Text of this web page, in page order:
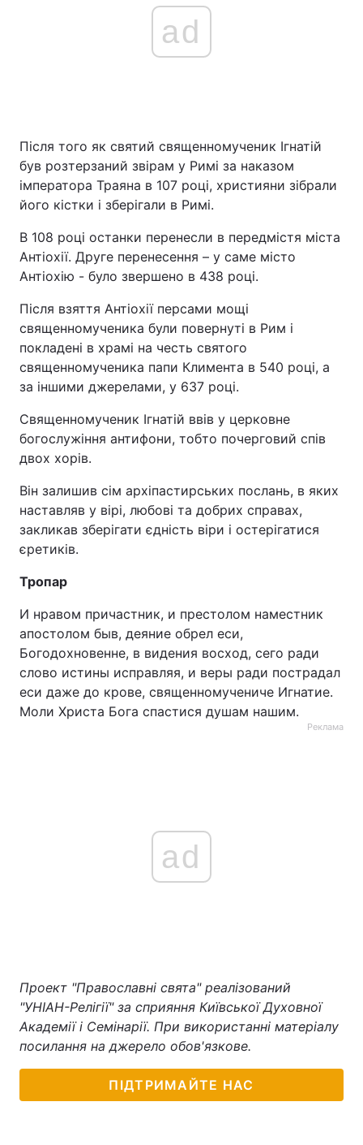
ad
Після того як святий священномученик Ігнатій
був розтерзаний звірам у Римі за наказом
імператора Траяна в 107 році, християни зібрали
його кістки і зберігали в Римі.
В 108 році останки перенесли в передмістя міста
Антіохії. Друге перенесення – у саме місто
Антіохію - було звершено в 438 році.
Після взяття Антіохії персами мощі
священномученика були повернуті в Рим і
покладені в храмі на честь святого
священномученика папи Климента в 540 році, а
за іншими джерелами, у 637 році.
Священномученик Ігнатій ввів у церковне
богослужіння антифони, тобто почерговий спів
двох хорів.
Він залишив сім архіпастирських послань, в яких
наставляв у вірі, любові та добрих справах,
закликав зберігати єдність віри і остерігатися
єретиків.
Тропар
И нравом причастник, и престолом наместник
апостолом быв, деяние обрел еси,
Богодохновенне, в видения восход, сего ради
слово истины исправляя, и веры ради пострадал
еси даже до крове, священномучениче Игнатие.
Моли Христа Бога спастися душам нашим.
Реклама
ad
Проект "Православні свята" реалізований
"УНІАН-Релігії" за сприяння Київської Духовної
Академії і Семінарії. При використанні матеріалу
посилання на джерело обов'язкове.
ПІДТРИМАЙТЕ НАС